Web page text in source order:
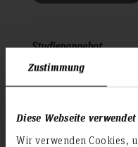
Zustimmung
Diese Webseite
Wir verwenden Cookies,
Produktionstechnik